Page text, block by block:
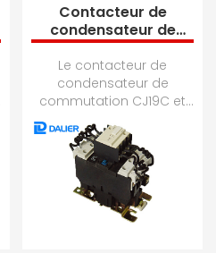
Contacteur de
condensateur de
commutation CJ19C-
63
Le contacteur de
condensateur de
commutation CJ19C et
CJ19B (pour contacteur
court) ne peut être utilisé
que pour son propre ...